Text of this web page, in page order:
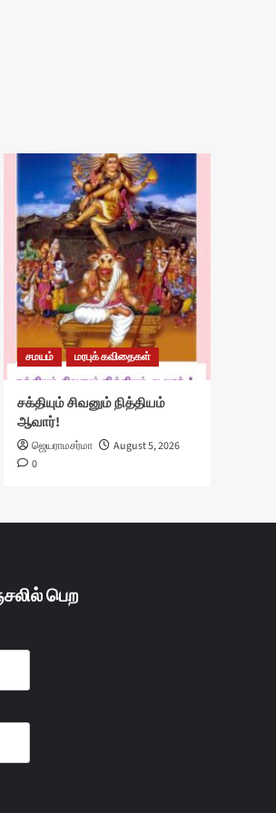
சமயம் மரபுக் கவிதைகள்
சக்தியும் சிவனும் நித்தியம்
ஆவார்!
ஜெயராமசர்மா
August 5, 2026
0
பெற